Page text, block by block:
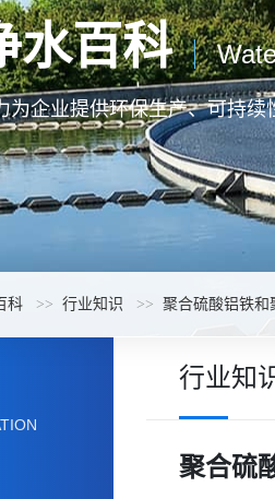
水百科
为企业提供环保生产、可持续
科 行业知识 聚合硫酸铝铁和
行业知
聚合硫